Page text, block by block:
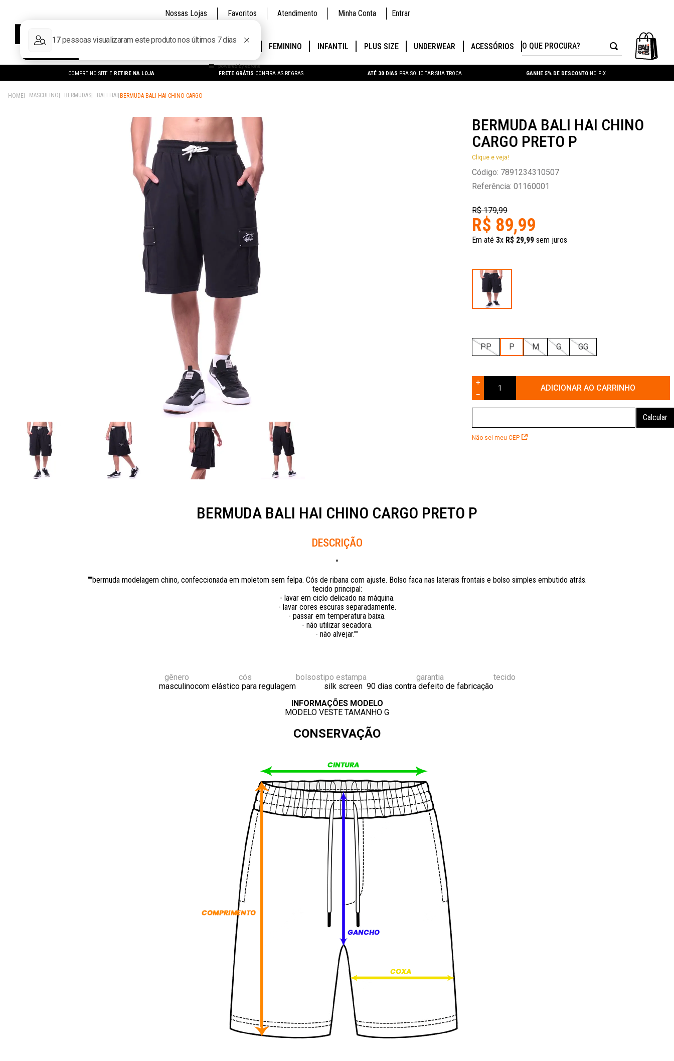
Nossas Lojas Favoritos Atendimento Minha Conta Entrar
FEMININO INFANTIL PLUS SIZE UNDERWEAR ACESSÓRIOS
O QUE PROCURA?
COMPRE NO SITE E RETIRE NA LOJA FRETE GRÁTIS CONFIRA AS REGRAS ATÉ 30 DIAS PRA SOLICITAR SUA TROCA GANHE 5% DE DESCONTO NO PIX
MASCULINO BERMUDAS BALI HAI BERMUDA BALI HAI CHINO CARGO
BERMUDA BALI HAI CHINO
CARGO PRETO P
Clique e veja!
Código: 7891234310507
Referência: 01160001
R$ 179,99
R$ 89,99
Em até 3x R$ 29,99sem juros
PP P M G GG
＋
－
ADICIONAR AO CARRINHO
Não sei meu CEP
BERMUDA BALI HAI CHINO CARGO PRETO P
Descrição
"
""bermuda modelagem chino, confeccionada em moletom sem felpa. Cós de ribana com ajuste. Bolso faca nas laterais frontais e bolso simples embutido atrás.
tecido principal:
- lavar em ciclo delicado na máquina.
- lavar cores escuras separadamente.
- passar em temperatura baixa.
- não utilizar secadora.
- não alvejar.""
gênero
masculino
cós
com elástico para regulagem
bolsostipo estampa
silk screen
garantia
90 dias contra defeito de fabricação
tecido
INFORMAÇÕES MODELO
MODELO VESTE TAMANHO G
CONSERVAÇÃO